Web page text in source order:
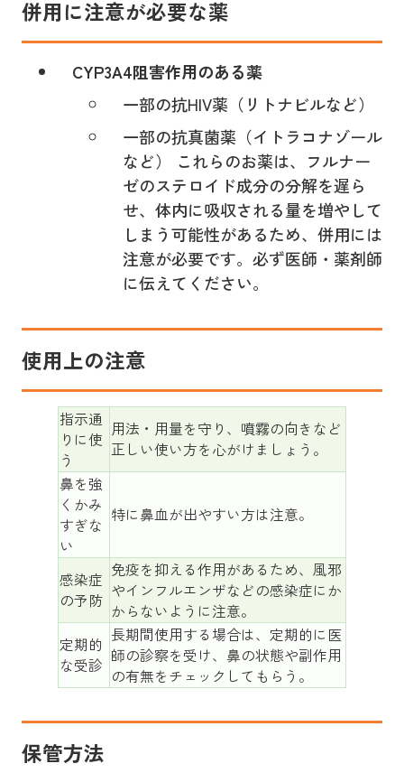
併用に注意が必要な薬
CYP3A4阻害作用のある薬
一部の抗HIV薬（リトナビルなど）
一部の抗真菌薬（イトラコナゾール
など） これらのお薬は、フルナー
ゼのステロイド成分の分解を遅ら
せ、体内に吸収される量を増やして
しまう可能性があるため、併用には
注意が必要です。必ず医師・薬剤師
に伝えてください。
使用上の注意
指示通
りに使
う
用法・用量を守り、噴霧の向きなど
正しい使い方を心がけましょう。
鼻を強
くかみ
すぎな
い
特に鼻血が出やすい方は注意。
感染症
の予防
免疫を抑える作用があるため、風邪
やインフルエンザなどの感染症にか
からないように注意。
定期的
な受診
長期間使用する場合は、定期的に医
師の診察を受け、鼻の状態や副作用
の有無をチェックしてもらう。
保管方法